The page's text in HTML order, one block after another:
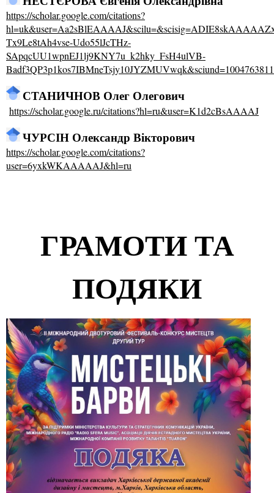
https://scholar.google.com/citations?
Tx9Le8tAh4vse-Udo55lJcTHz-
SApqcUU1wpnEJ1lj9KNY7u_k2hky_FsH4ulVB-
СТАНИЧНОВ Олег Олегович
https://scholar.google.ru/citations?hl=ru&user=K1d2cBsAAAAJ
ЧУРСІН Олександр Вікторович
https://scholar.google.com/citations?
user=6yxkWKAAAAAJ&hl=ru
ГРАМОТИ ТА
ПОДЯКИ